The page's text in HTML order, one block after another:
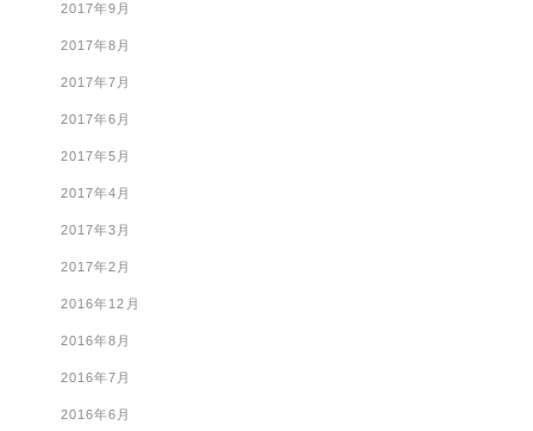
2017年9月
2017年8月
2017年7月
2017年6月
2017年5月
2017年4月
2017年3月
2017年2月
2016年12月
2016年8月
2016年7月
2016年6月